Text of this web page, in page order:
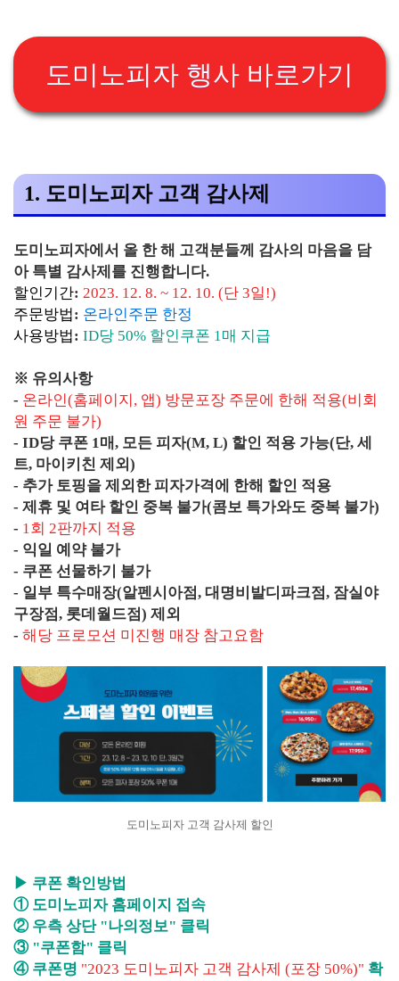
도미노피자 행사 바로가기
1. 도미노피자 고객 감사제
도미노피자에서 올 한 해 고객분들께 감사의 마음을 담
아 특별 감사제를 진행합니다.
할인기간: 2023. 12. 8. ~ 12. 10. (단 3일!)
주문방법: 온라인주문 한정
사용방법: ID당 50% 할인쿠폰 1매 지급
※ 유의사항
- 온라인(홈페이지, 앱) 방문포장 주문에 한해 적용(비회
원 주문 불가)
- ID당 쿠폰 1매, 모든 피자(M, L) 할인 적용 가능(단, 세
트, 마이키친 제외)
- 추가 토핑을 제외한 피자가격에 한해 할인 적용
- 제휴 및 여타 할인 중복 불가(콤보 특가와도 중복 불가)
- 1회 2판까지 적용
- 익일 예약 불가
- 쿠폰 선물하기 불가
- 일부 특수매장(알펜시아점, 대명비발디파크점, 잠실야
구장점, 롯데월드점) 제외
- 해당 프로모션 미진행 매장 참고요함
도미노피자 고객 감사제 할인
▶ 쿠폰 확인방법
① 도미노피자 홈페이지 접속
② 우측 상단 "나의정보" 클릭
③ "쿠폰함" 클릭
④ 쿠폰명 "2023 도미노피자 고객 감사제 (포장 50%)" 확